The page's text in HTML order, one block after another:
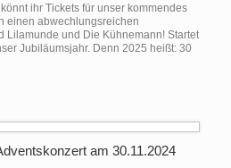
ihr Tickets für unser kommendes
einen abwechlungsreichen
Lilamunde und Die Kühnemann! Startet
Jubiläumsjahr. Denn 2025 heißt: 30
am 30.11.2024